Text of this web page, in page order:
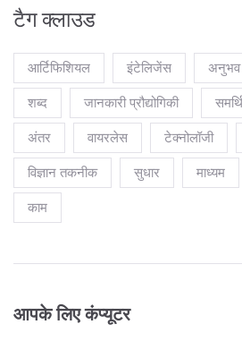
टैग क्लाउड
आर्टिफिशियल इंटेलिजेंस अनुभव
शब्द जानकारी प्रौद्योगिकी
अंतर वायरलेस टेक्नोलॉजी
विज्ञान तकनीक सुधार माध्यम
काम
आपके लिए कंप्यूटर